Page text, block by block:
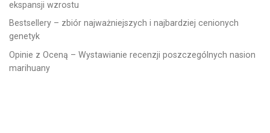
ekspansji wzrostu
Bestsellery – zbiór najważniejszych i najbardziej cenionych
genetyk
Opinie z Oceną – Wystawianie recenzji poszczególnych nasion
marihuany